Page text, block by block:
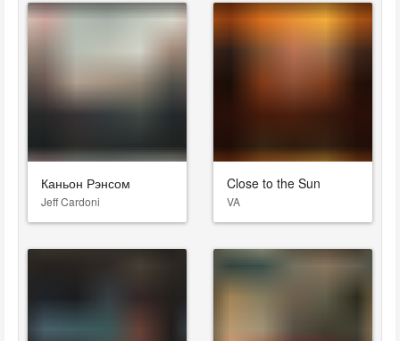
Каньон Рэнсом
Jeff Cardoni
Close to the Sun
VA